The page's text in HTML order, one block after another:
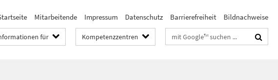
Mitarbeitende Impressum Datenschutz Barrierefreiheit Bildnachweise
für Kompetenzzentren Suchbegriffe